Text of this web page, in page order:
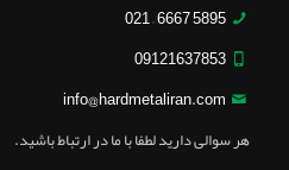
5895 6667 – 021
09121637853
info@hardmetaliran.com
هر سوالی دارید لطفا با ما در ارتباط باشید.